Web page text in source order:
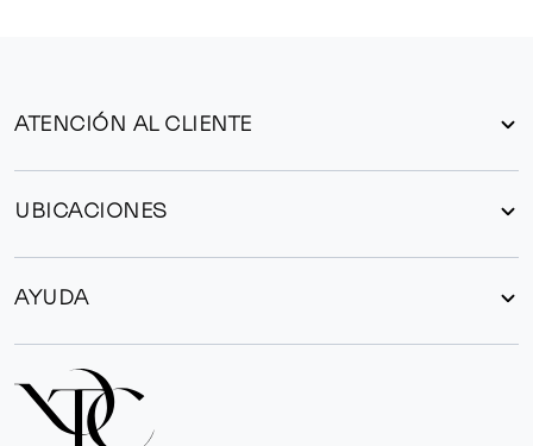
ATENCIÓN AL CLIENTE
UBICACIONES
AYUDA